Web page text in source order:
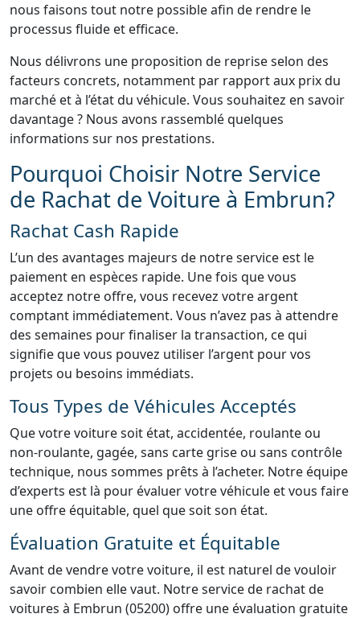
nous faisons tout notre possible afin de rendre le
processus fluide et efficace.
Nous délivrons une proposition de reprise selon des
facteurs concrets, notamment par rapport aux prix du
marché et à l’état du véhicule. Vous souhaitez en savoir
davantage ? Nous avons rassemblé quelques
informations sur nos prestations.
Pourquoi Choisir Notre Service
de Rachat de Voiture à Embrun?
Rachat Cash Rapide
L’un des avantages majeurs de notre service est le
paiement en espèces rapide. Une fois que vous
acceptez notre offre, vous recevez votre argent
comptant immédiatement. Vous n’avez pas à attendre
des semaines pour finaliser la transaction, ce qui
signifie que vous pouvez utiliser l’argent pour vos
projets ou besoins immédiats.
Tous Types de Véhicules Acceptés
Que votre voiture soit état, accidentée, roulante ou
non-roulante, gagée, sans carte grise ou sans contrôle
technique, nous sommes prêts à l’acheter. Notre équipe
d’experts est là pour évaluer votre véhicule et vous faire
une offre équitable, quel que soit son état.
Évaluation Gratuite et Équitable
Avant de vendre votre voiture, il est naturel de vouloir
savoir combien elle vaut. Notre service de rachat de
voitures à Embrun (05200) offre une évaluation gratuite